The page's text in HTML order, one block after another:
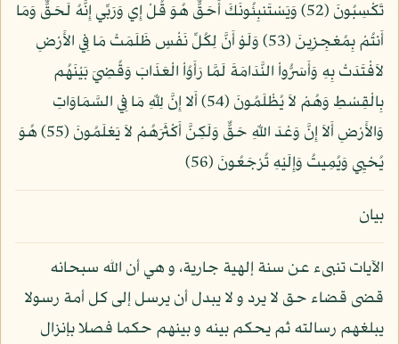
تَكْسِبُونَ (52) وَيَسْتَنبِئُونَكَ أَحَقٌّ هُوَ قُلْ إِي وَرَبِّي إِنَّهُ لَحَقٌّ وَمَا
أَنتُمْ بِمُعْجِزِينَ (53) وَلَوْ أَنَّ لِكُلِّ نَفْسٍ ظَلَمَتْ مَا فِي الأَرْضِ
لاَفْتَدَتْ بِهِ وَأَسَرُّواْ النَّدَامَةَ لَمَّا رَأَوُاْ الْعَذَابَ وَقُضِيَ بَيْنَهُم
بِالْقِسْطِ وَهُمْ لاَ يُظْلَمُونَ (54) أَلا إِنَّ لِلّهِ مَا فِي السَّمَاوَاتِ
وَالأَرْضِ أَلاَ إِنَّ وَعْدَ اللّهِ حَقٌّ وَلَكِنَّ أَكْثَرَهُمْ لاَ يَعْلَمُونَ (55) هُوَ
يُحْيِي وَيُمِيتُ وَإِلَيْهِ تُرْجَعُونَ (56)
بيان
الآيات تنبىء عن سنة إلهية جارية، و هي أن الله سبحانه
قضى قضاء حق لا يرد و لا يبدل أن يرسل إلى كل أمة رسولا
يبلغهم رسالته ثم يحكم بينه و بينهم حكما فصلا بإنزال